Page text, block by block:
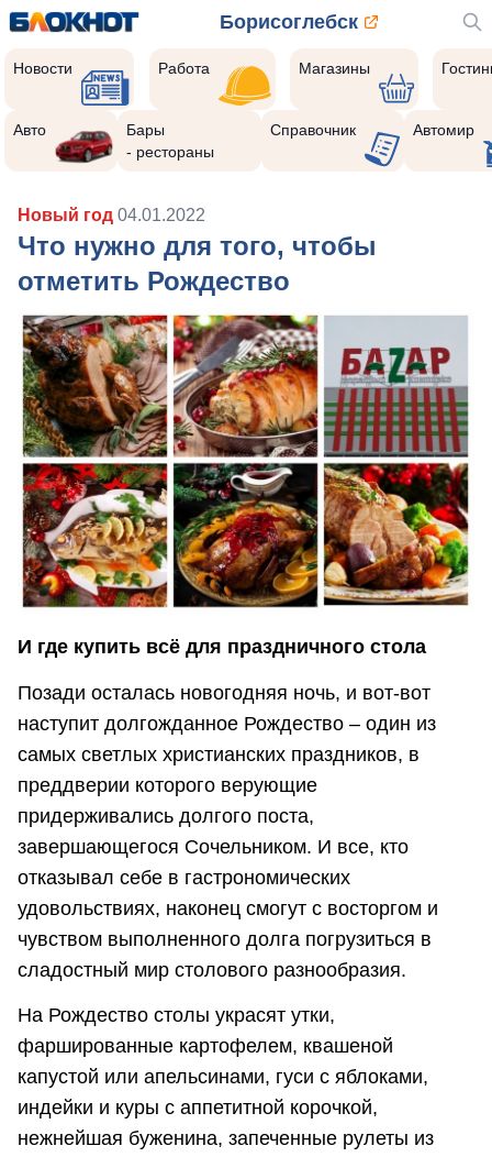
Борисоглебск
Новости Работа Магазины
Авто
Бары
- рестораны
Справочник Автомир
Новый год 04.01.2022
Что нужно для того, чтобы
отметить Рождество
И где купить всё для праздничного стола
Позади осталась новогодняя ночь, и вот-вот
наступит долгожданное Рождество – один из
самых светлых христианских праздников, в
преддверии которого верующие
придерживались долгого поста,
завершающегося Сочельником. И все, кто
отказывал себе в гастрономических
удовольствиях, наконец смогут с восторгом и
чувством выполненного долга погрузиться в
сладостный мир столового разнообразия.
На Рождество столы украсят утки,
фаршированные картофелем, квашеной
капустой или апельсинами, гуси с яблоками,
индейки и куры с аппетитной корочкой,
нежнейшая буженина, запеченные рулеты из